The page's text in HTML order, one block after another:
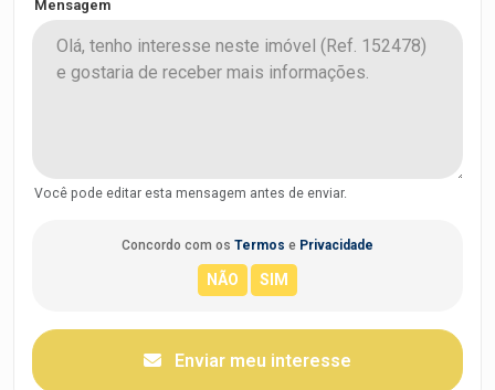
Mensagem
Você pode editar esta mensagem antes de enviar.
Concordo com os Termos e Privacidade
Enviar meu interesse